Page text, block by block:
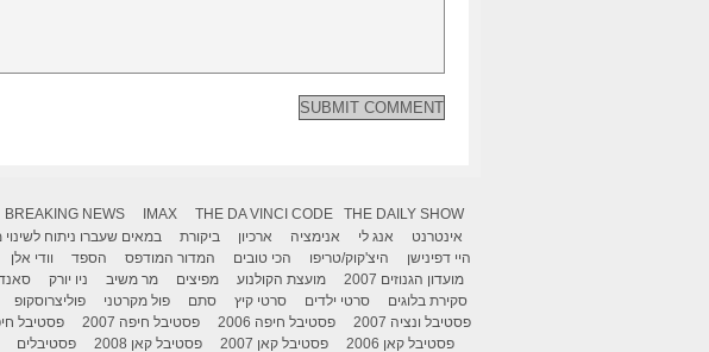
BREAKING NEWS IMAX THE DA VINCI CODE THE DAILY SHOW
אינטרנט
אנג לי אנימציה ארכיון ביקורת במאים שעברו ניתוח לשינוי
היי דפינישן
היצ'קוק/טריפו הכי טובים המדור המודפס הספד וודי אלן
מועדון הגנוזים 2007
מועצת הקולנוע מפיצים מר משיב ניו יורק
סקירת בלוגים
סרטי ילדים סרטי קיץ סתם פול מקרטני פוליצרוסקופ
פסטיבל ונציה 2007
פסטיבל חיפה 2006 פסטיבל חיפה 2007 פסטיבל חיפה
פסטיבל קאן 2006
פסטיבל קאן 2007 פסטיבל קאן 2008 פסטיבלים